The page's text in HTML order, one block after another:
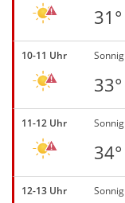
31°
10-11 Uhr Sonnig
33°
11-12 Uhr Sonnig
34°
12-13 Uhr Sonnig